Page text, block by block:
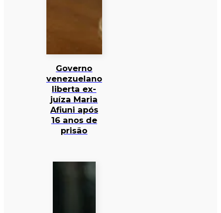
Governo
venezuelano
liberta ex-
juíza Maria
Afiuni após
16 anos de
prisão